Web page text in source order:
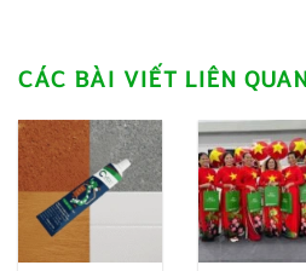
CÁC BÀI VIẾT LIÊN